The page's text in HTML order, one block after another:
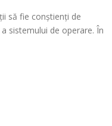
să fie conștienți de
sistemului de operare. În